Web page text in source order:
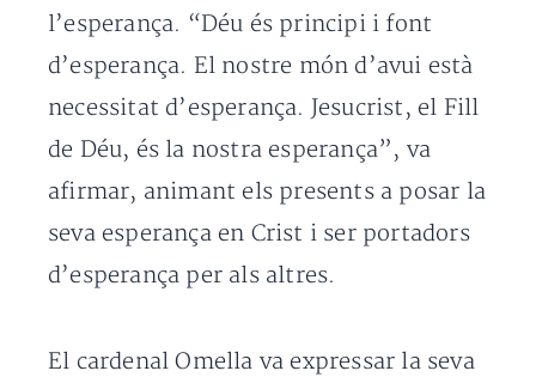
l’esperança. “Déu és principi i font
d’esperança. El nostre món d’avui està
necessitat d’esperança. Jesucrist, el Fill
de Déu, és la nostra esperança”, va
afirmar, animant els presents a posar la
seva esperança en Crist i ser portadors
d’esperança per als altres.
El cardenal Omella va expressar la seva